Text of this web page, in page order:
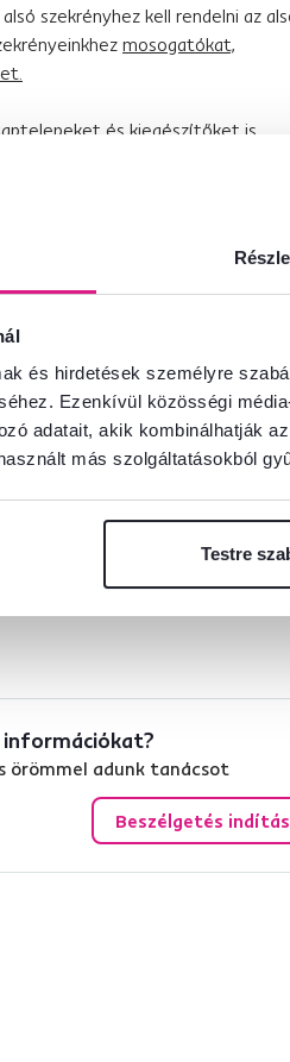
és hirdetések személyre
Ezenkívül közösségi
adatait, akik kombinálhatják
más szolgáltatásokból
Testre
szekrényhez kell rendelni az
mosogatókat,
és kiegészítőket is
információkat?
örömmel adunk tanácsot
Beszélgetés